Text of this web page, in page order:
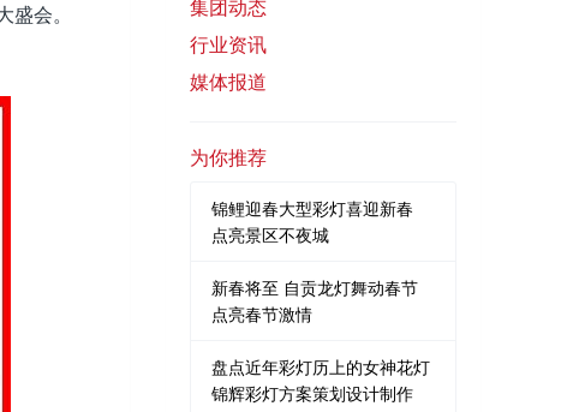
会。
集团动态
行业资讯
媒体报道
为你推荐
锦鲤迎春大型彩灯喜迎新春
点亮景区不夜城
新春将至 自贡龙灯舞动春节
点亮春节激情
盘点近年彩灯历上的女神花灯
锦辉彩灯方案策划设计制作